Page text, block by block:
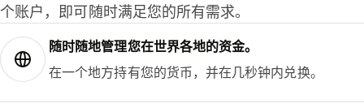
个账户，即可随时满足您的所有需求。
随时随地管理您在世界各地的资金。
在一个地方持有您的货币，并在几秒钟内兑换。